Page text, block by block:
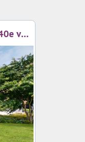
Aankondiging: ’t Zusje opent haar 40e vestiging in Alkmaar